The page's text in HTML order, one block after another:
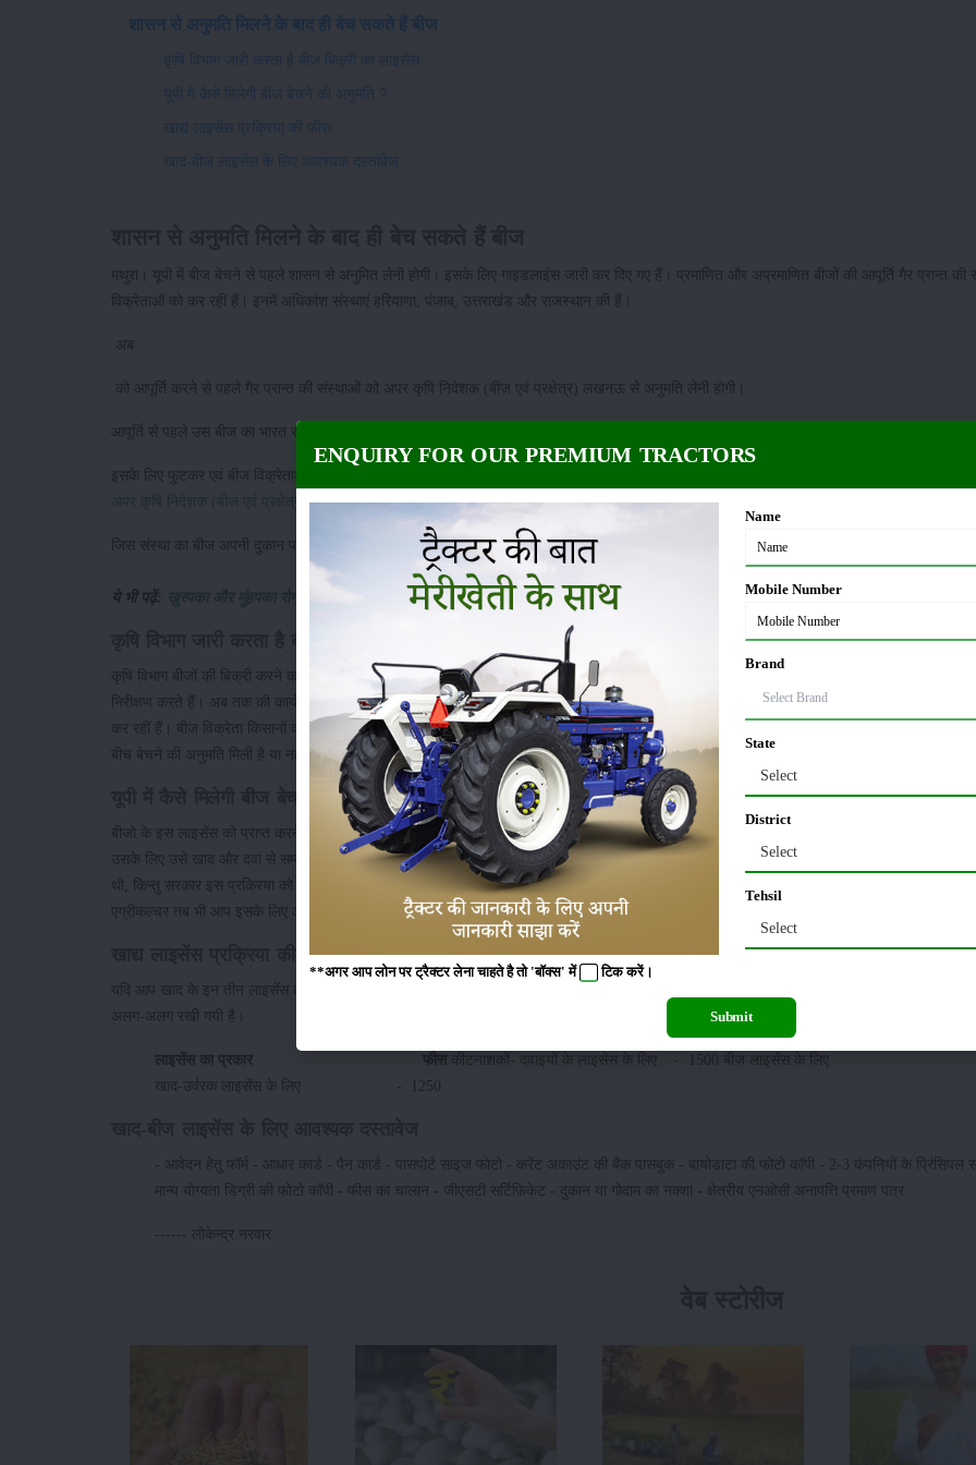
शासन से अनुमति मिलने के बाद ही बेच सकते हैं बीज
कृषि विभाग जारी करता है बीज बिक्री का लाइसेंस
यूपी में कैसे मिलेगी बीज बेचने की अनुमति ?
खाद्य लाइसेंस प्रक्रिया की फीस
खाद-बीज लाइसेंस के लिए आवश्यक दस्तावेज
मथुरा। यूपी में बीज बेचने से पहले शासन से अनुमित लेनी होगी। इसके लिए गाइडलाइंस जारी कर दिए गए हैं। प्रमाणित और अप्रमाणित बीजों की आपूर्ति गैर प्रान्त की
विक्रेताओं को कर रहीं हैं। इनमें अधिकांश संस्थाएं हरियाणा, पंजाब, उत्तराखंड और राजस्थान की हैं।
को आपूर्ति करने से पहले गैर प्रान्त की संस्थाओं को अपर कृषि निदेशक (बीज एवं प्रक्षेत्र) लखनऊ से अनुमति लेनी होगी।
आपूर्ति से पहले उस बीज का भारत सरकार के शोध केन्द्र और प्रदेश में कृषि संस्थानों में कम से कम दो साल का ट्रायल भी होना आवश्यक है।
इसके लिए फुटकर एवं बीज विक्रेताओं को निर्देश जारी किए गए हैं। जिला कृषि अधिकारी अश्विनी कुमार सिंह ने बताया कि अब केवल वही संस्थाएं बीज की आपूर्ति कर
अपर कृषि निदेशक (बीज एवं प्रक्षेत्र) लखनऊसे अनुमति जारी की गई होगी।
जिस संस्था का बीज अपनी दुकान पर बेच रहे हैं, विक्रेता को उस संस्था से प्रदेश में बीज बिक्री की अनुमति की प्रति लेकर रखनी होगी।
ये भी पढ़ें: खुरपका और मुंहपका रोग की रोकथाम की कवायद तेज
कृषि विभाग बीजों की बिक्री करने का लाइसेंस जारी करता है। थोक और फुटकर बीज विक्रेता के यहां बेचे जा रहे बीज की गुणवत्ता परखने को विभागीय अधिकारी समय-
निरीक्षण करते हैं। अब तक की कार्यवाई में पाया गया है कि हरियाणा, पंजाब, उत्तराखंड और राजस्थान आदि राज्यों के आपूर्तिकर्ता और बीज उत्पादक संस्था बीजों की
कर रहीं हैं। बीज विक्रेता किसानों को आपूर्तिकर्ता संस्था के बिल नहीं देते हैं। बीज विक्रेता यह भी पता नहीं करते कि जिस संस्था का बीज वह बेच रहे हैं, उस संस्था को
बीच बेचने की अनुमति मिली है या नहीं। इसलिए यह कदम उठाया गया है।
यूपी में कैसे मिलेगी बीज बेचने की अनुमति ?
बीजो के इस लाइसेंस को प्राप्त करने के लिए किसान के पास किसी प्रकार की डिग्री होने की आवश्यकता नहीं होती है | यदि वह खाद और दवा का लाइसेंस प्राप्त करना
उसके लिए उसे खाद और दवा से सम्बंधित डिग्री की आवश्यकता होती है। इससे पहले इस तरह के लाइसेंस को प्राप्त करने के लिए BSC-रसायन विज्ञान से डिग्री की
थी, किन्तु सरकार इस प्रक्रिया को और आसान कर दिया है अब बस 21 दिन के विशेष डिप्लोमे से इस लाइसेंस को प्राप्त किया जा सकेगा | इसके अलावा यदि आप BSC-
एग्रीकल्चर तब भी आप इसके लिए आवेदन के पात्र माने जायेंगे।
खाद्य लाइसेंस प्रक्रिया की फीस
यदि आप खाद के इन तीन लाइसेंस को प्राप्त करना चाहते है तो उसके लिए आपको निर्धारित फीस का भुगतान करना होता है | इस फीस का निर्धारण अलग-अलग राज्य के
अलग-अलग रखी गयी है।
लाइसेंस का प्रकार फीसकीटनाशकों- दवाइयों के लाइसेंस के लिए - 1500 बीज लाइसेंस के लिए -
खाद-उर्वरक लाइसेंस के लिए - 1250
- आवेदन हेतु फॉर्म - आधार कार्ड - पैन कार्ड - पासपोर्ट साइज फोटो - करेंट अकाउंट की बैंक पासबुक - बायोडाटा की फोटो कॉपी - 2-3 कंपनियों के प्रिंसिपल
मान्य योग्यता डिग्री की फोटो कॉपी - फीस का चालान - जीएसटी सर्टिफ़िकेट - दुकान या गोदाम का नक्शा - क्षेत्रीय एनओसी अनापत्ति प्रमाण पत्र
------ लोकेन्द्र नरवार
ENQUIRY FOR OUR PREMIUM TRACTORS
Name
Mobile Number
Brand
State
Select
District
Select
Tehsil
Select
**अगर आप लोन पर ट्रैक्टर लेना चाहते है तो 'बॉक्स' में टिककरें।
Submit